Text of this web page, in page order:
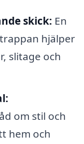
skick: En
hjälper
slitage och
om stil och
hem och